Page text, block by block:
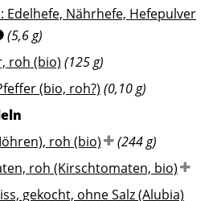
Edelhefe, Nährhefe, Hefepulver
(5,6 g)
roh (bio) (125 g)
(bio, roh?) (0,10 g)
roh (bio)
(244 g)
roh (Kirschtomaten, bio)
gekocht, ohne Salz (Alubia)